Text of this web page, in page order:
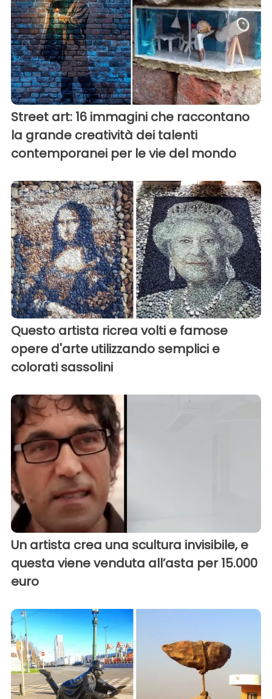
Street art: 16 immagini che raccontano
la grande creatività dei talenti
contemporanei per le vie del mondo
Questo artista ricrea volti e famose
opere d'arte utilizzando semplici e
colorati sassolini
Un artista crea una scultura invisibile, e
questa viene venduta all’asta per 15.000
euro